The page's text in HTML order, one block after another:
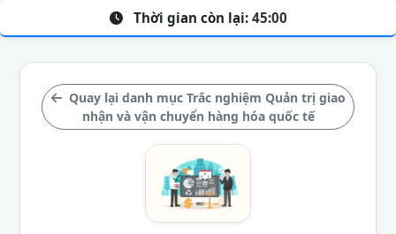
Quay lại danh mục Trắc nghiệm Quản trị giao
nhận và vận chuyển hàng hóa quốc tế
Thời gian còn lại: 45:00